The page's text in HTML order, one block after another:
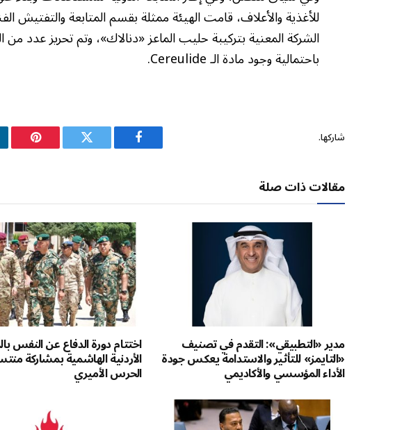
للأغذية والأعلاف، قامت الهيئة ممثلة بقسم المتابعة والتفتيش
الشركة المعنية بتركيبة حليب الماعز «دنالاك»، وتم تحريز عدد
باحتمالية وجود مادة الـ Cereulide.
شاركها.
فيسبوك تويتر
مقالات ذات صلة
مدير «التطبيقي»: التقدم في تصنيف
«التايمز» للتأثير والاستدامة يعكس جودة
الأداء المؤسسي والأكاديمي
اختتام دورة الدفاع عن النفس
الأردنية الهاشمية بمشاركة
الحرس الأميري